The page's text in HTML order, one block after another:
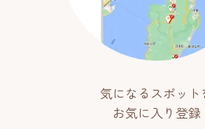
気になるスポット
お気に入り登録